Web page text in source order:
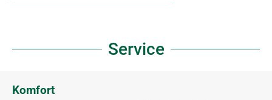
Service
Komfort